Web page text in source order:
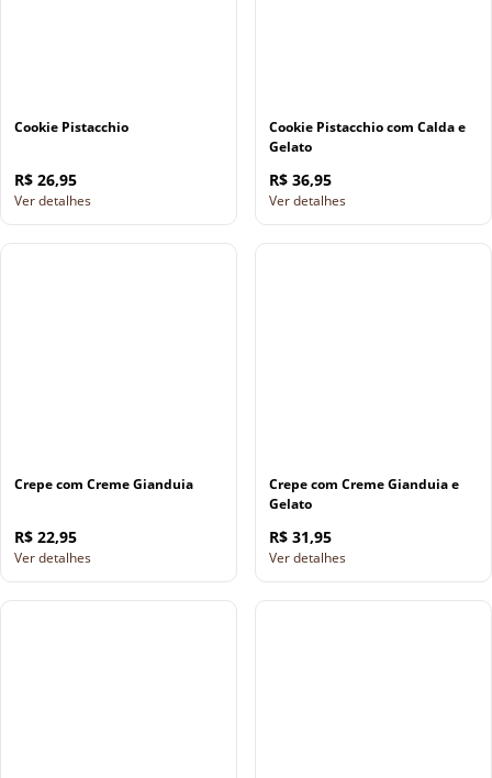
Cookie Pistacchio
R$ 26,95
Ver detalhes
Cookie Pistacchio com Calda e
Gelato
R$ 36,95
Ver detalhes
Crepe com Creme Gianduia
R$ 22,95
Ver detalhes
Crepe com Creme Gianduia e
Gelato
R$ 31,95
Ver detalhes